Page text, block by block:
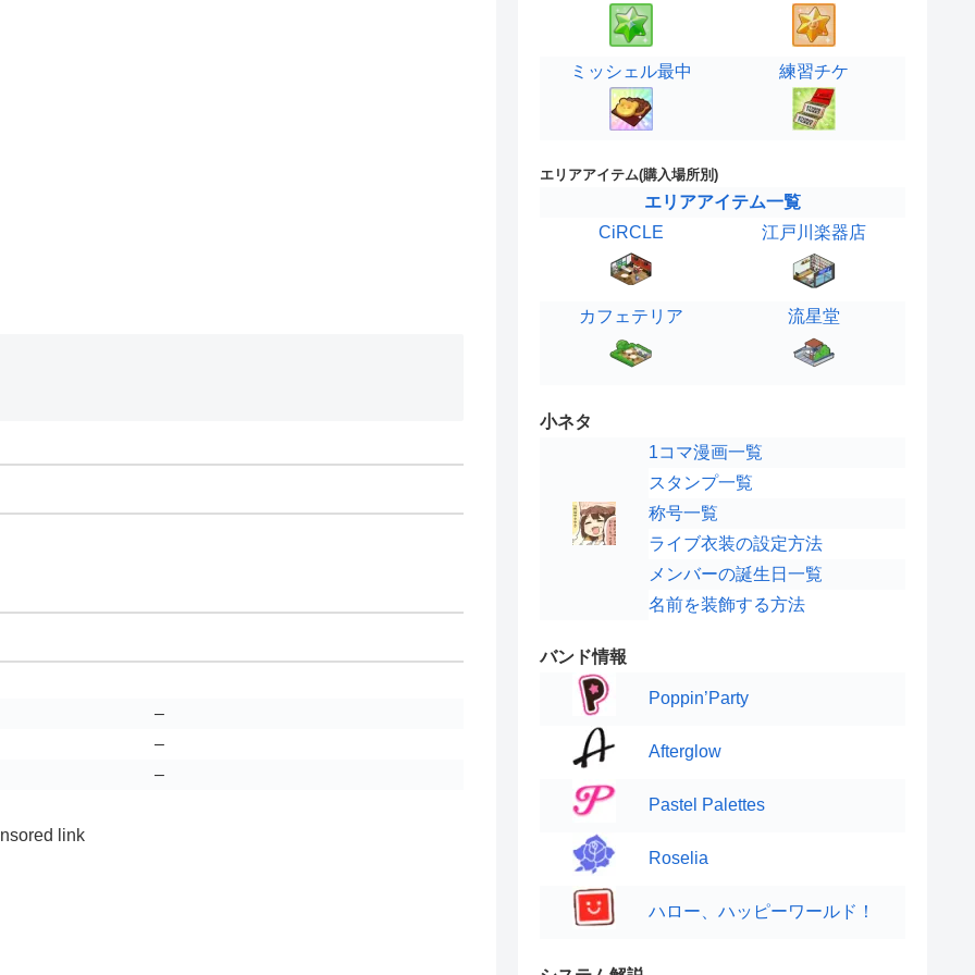
–
–
–
link
ミッシェル最中 練習チケ
エリアアイテム(購入場所別)
エリアアイテム一覧
CiRCLE
江戸川楽器店
カフェテリア 流星堂
小ネタ
1コマ漫画一覧
スタンプ一覧
称号一覧
ライブ衣装の設定方法
メンバーの誕生日一覧
名前を装飾する方法
バンド情報
Poppin’Party
Afterglow
Pastel Palettes
Roselia
ハロー、ハッピーワールド！